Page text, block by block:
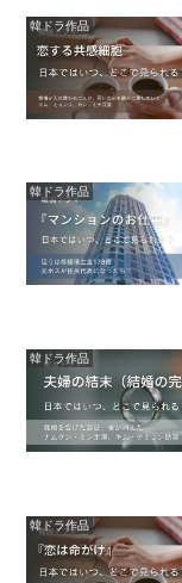
韓ドラ作品
韓ドラ作品
韓ドラ作品
韓ドラ作品